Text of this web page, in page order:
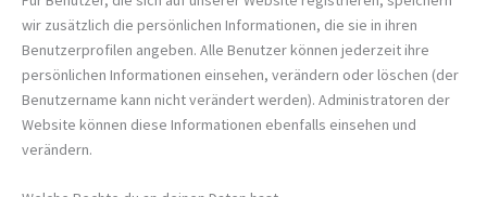
wir zusätzlich die persönlichen Informationen, die sie in ihren
Benutzerprofilen angeben. Alle Benutzer können jederzeit ihre
persönlichen Informationen einsehen, verändern oder löschen (der
Benutzername kann nicht verändert werden). Administratoren der
Website können diese Informationen ebenfalls einsehen und
verändern.